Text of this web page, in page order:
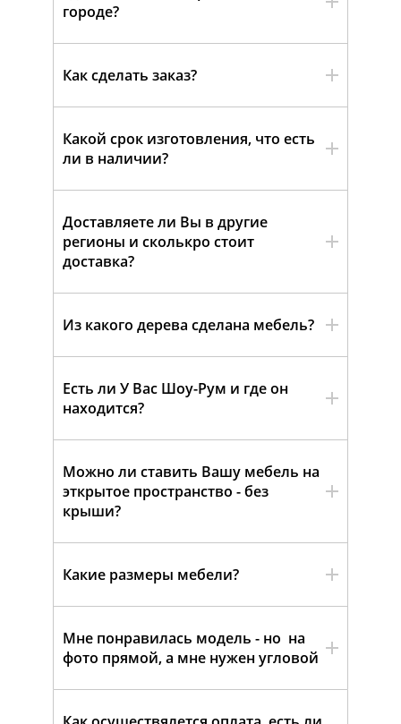
городе?
Как сделать заказ?
Какой срок изготовления, что есть
ли в наличии?
Доставляете ли Вы в другие
регионы и сколькро стоит
доставка?
Из какого дерева сделана мебель?
Есть ли У Вас Шоу-Рум и где он
находится?
Можно ли ставить Вашу мебель на
эткрытое пространство - без
крыши?
Какие размеры мебели?
Мне понравилась модель - но на
фото прямой, а мне нужен угловой